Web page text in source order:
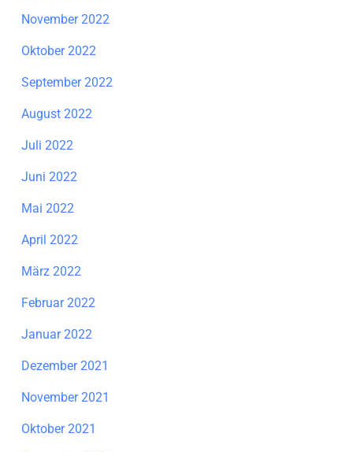
November 2022
Oktober 2022
September 2022
August 2022
Juli 2022
Juni 2022
Mai 2022
April 2022
März 2022
Februar 2022
Januar 2022
Dezember 2021
November 2021
Oktober 2021